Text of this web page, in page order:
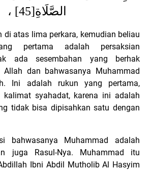
الصَّلَاةِ[45] ،
di atas lima perkara, kemudian beliau
pertama adalah persaksian
ada sesembahan yang berhak
Allah dan bahwasanya Muhammad
Ini adalah rukun yang pertama,
kalimat syahadat, karena ini adalah
tidak bisa dipisahkan satu dengan
bahwasanya Muhammad adalah
juga Rasul-Nya. Muhammad itu
Ibni Abdil Mutholib Al Hasyim